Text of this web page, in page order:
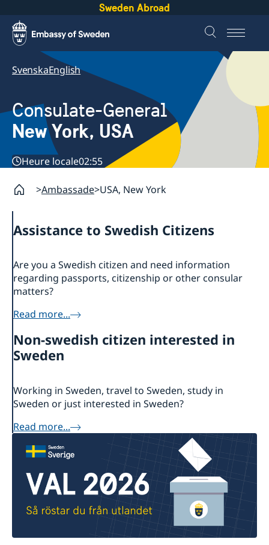
Sweden Abroad
SvenskaEnglish
Consulate-General
New York, USA
Heure locale02:55
Ambassade USA, New York
Assistance to Swedish Citizens
Are you a Swedish citizen and need information
regarding passports, citizenship or other consular
matters?
Read more...
Non-swedish citizen interested in
Sweden
Working in Sweden, travel to Sweden, study in
Sweden or just interested in Sweden?
Read more...